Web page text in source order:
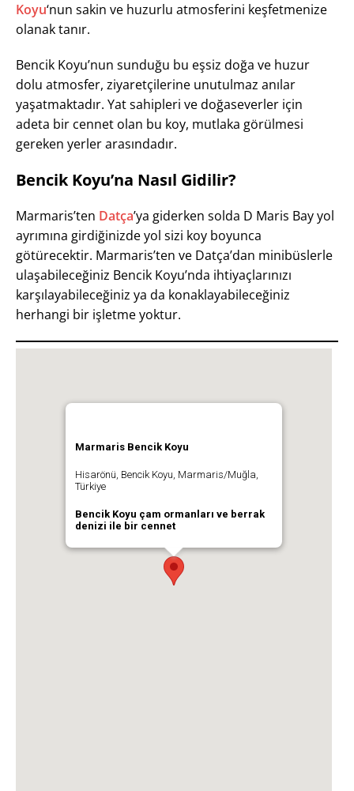
Koyu‘nun sakin ve huzurlu atmosferini keşfetmenize
olanak tanır.
Bencik Koyu’nun sunduğu bu eşsiz doğa ve huzur
dolu atmosfer, ziyaretçilerine unutulmaz anılar
yaşatmaktadır. Yat sahipleri ve doğaseverler için
adeta bir cennet olan bu koy, mutlaka görülmesi
gereken yerler arasındadır.
Bencik Koyu’na Nasıl Gidilir?
Marmaris’ten Datça’ya giderken solda D Maris Bay yol
ayrımına girdiğinizde yol sizi koy boyunca
götürecektir. Marmaris’ten ve Datça’dan minibüslerle
ulaşabileceğiniz Bencik Koyu’nda ihtiyaçlarınızı
karşılayabileceğiniz ya da konaklayabileceğiniz
herhangi bir işletme yoktur.
Marmaris Bencik Koyu
Hisarönü, Bencik Koyu, Marmaris/Muğla,
Türkiye
Bencik Koyu çam ormanları ve berrak
denizi ile bir cennet